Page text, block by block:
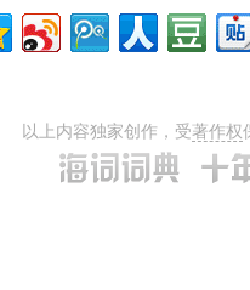
以上内容独家创作，受著作权